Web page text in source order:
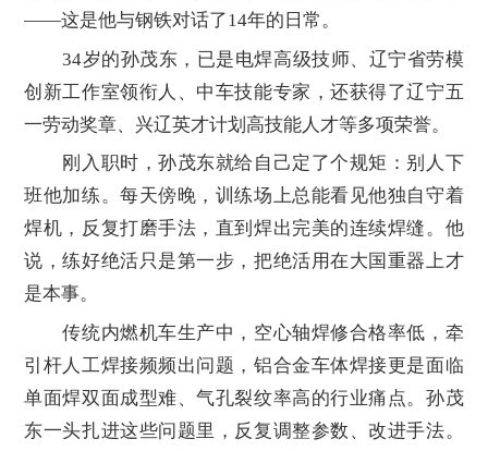
——这是他与钢铁对话了14年的日常。
34岁的孙茂东，已是电焊高级技师、辽宁省劳模
创新工作室领衔人、中车技能专家，还获得了辽宁五
一劳动奖章、兴辽英才计划高技能人才等多项荣誉。
刚入职时，孙茂东就给自己定了个规矩：别人下
班他加练。每天傍晚，训练场上总能看见他独自守着
焊机，反复打磨手法，直到焊出完美的连续焊缝。他
说，练好绝活只是第一步，把绝活用在大国重器上才
是本事。
传统内燃机车生产中，空心轴焊修合格率低，牵
引杆人工焊接频频出问题，铝合金车体焊接更是面临
单面焊双面成型难、气孔裂纹率高的行业痛点。孙茂
东一头扎进这些问题里，反复调整参数、改进手法。